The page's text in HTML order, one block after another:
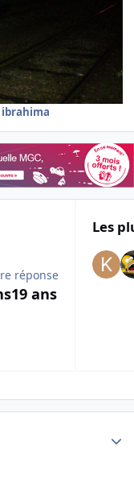
ibrahima
réponse
19 ans
Les
overview